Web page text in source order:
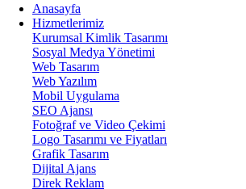
Anasayfa
Hizmetlerimiz
Kurumsal Kimlik Tasarımı
Sosyal Medya Yönetimi
Web Tasarım
Web Yazılım
Mobil Uygulama
SEO Ajansı
Fotoğraf ve Video Çekimi
Logo Tasarımı ve Fiyatları
Grafik Tasarım
Dijital Ajans
Direk Reklam